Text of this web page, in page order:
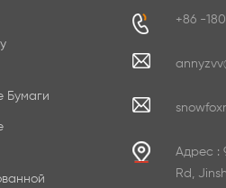
Бумаги
+86 -
Адрес :
Rd,